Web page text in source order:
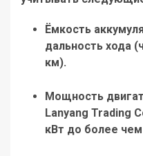
Ёмкость
дальность хода
км).
Мощность
Lanyang Trading
кВт до более чем